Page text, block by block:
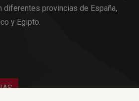
diferentes provincias de España,
y Egipto.